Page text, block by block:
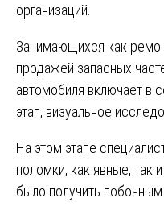
организаций.
Занимающихся как
продажей запасных
автомобиля включает в
этап, визуальное
На этом этапе
поломки, как явные,
было получить побочным